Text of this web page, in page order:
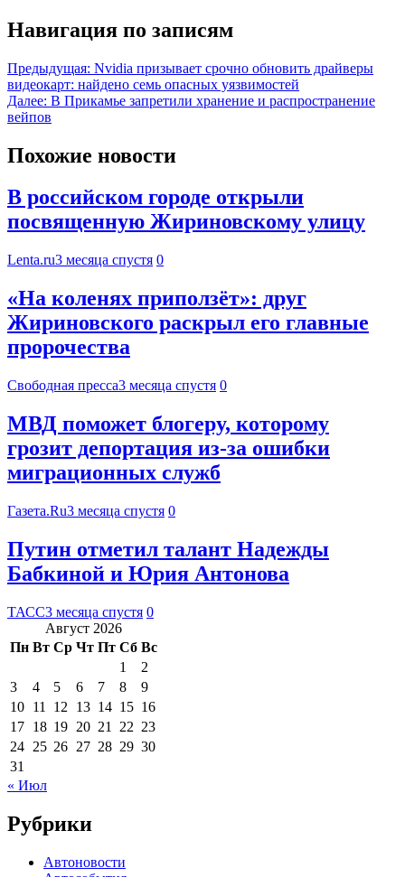
Навигация по записям
Предыдущая: Nvidia призывает срочно обновить драйверы
видеокарт: найдено семь опасных уязвимостей
Далее: В Прикамье запретили хранение и распространение
вейпов
Похожие новости
В российском городе открыли
посвященную Жириновскому улицу
Lenta.ru3 месяца спустя 0
«На коленях приползёт»: друг
Жириновского раскрыл его главные
пророчества
Свободная пресса3 месяца спустя 0
МВД поможет блогеру, которому
грозит депортация из-за ошибки
миграционных служб
Газета.Ru3 месяца спустя 0
Путин отметил талант Надежды
Бабкиной и Юрия Антонова
ТАСС3 месяца спустя 0
Август 2026
Пн Вт Ср Чт Пт Сб Вс
1
2
3
4 5 6 7 8
9
10 11 12 13 14 15 16
17 18 19 20 21 22 23
24 25 26 27 28 29 30
31
« Июл
Рубрики
Автоновости